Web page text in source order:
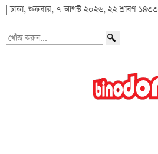
| ঢাকা, শুক্রবার, ৭ আগস্ট ২০২৬, ২২ শ্রাবণ ১৪৩৩
খোঁজ